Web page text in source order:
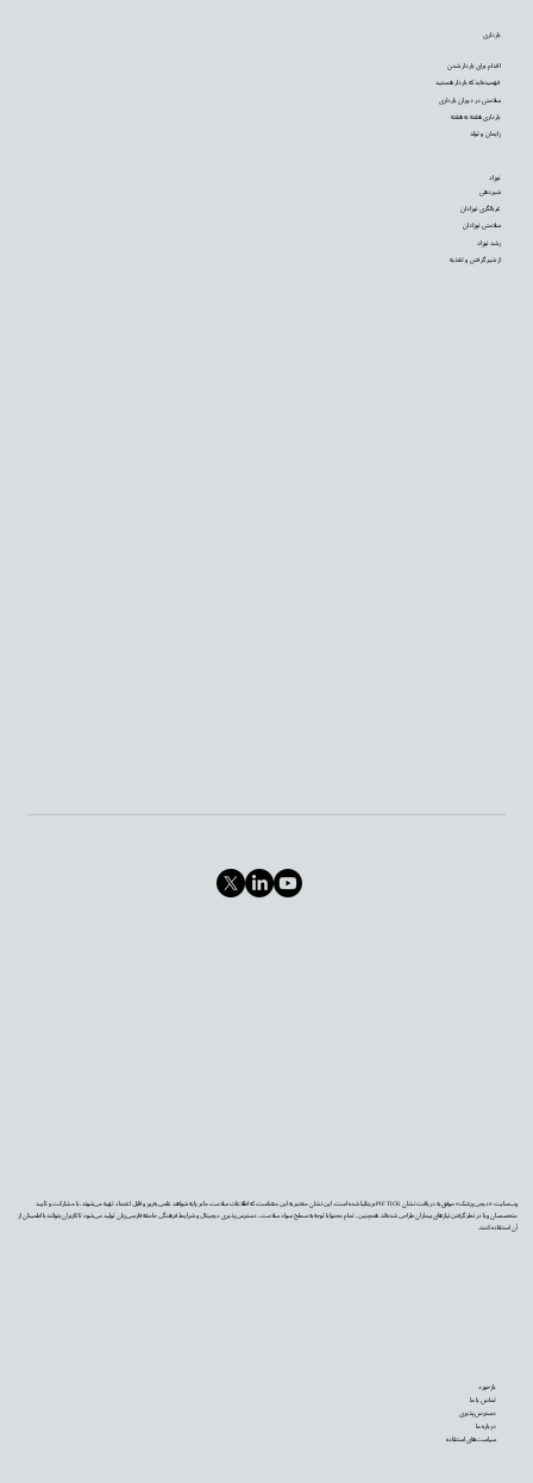
وب‌سایت «دیجی‌پزشک» موفق به دریافت نشان PIF TICK بریتانیا شده است. این نشان معتبر به این معناست که اطلاعات سلامت ما بر پایه شواهد علمی به‌روز و قابل اعتماد تهیه می‌شوند، با مشارکت و تأیید
متخصصان و با در نظر گرفتن نیازهای بیماران طراحی شده‌اند. همچنین، تمام محتوا با توجه به سطح سواد سلامت، دسترس‌پذیری دیجیتال و شرایط فرهنگی جامعه فارسی‌زبان تولید می‌شود تا کاربران بتوانند با اطمینان از
آن استفاده کنند.
بازخورد
تماس با ما
دسترس‌پذیری
درباره ما
سیاست‌های استفاده
نوزاد
شیردهی
غربالگری نوزادان
سلامتی نوزادان
رشد نوزاد
از شیر گرفتن و تغذیه
بارداری
اقدام برای باردار شدن
فهمیده‌اید که باردار هستید
سلامتی در دوران بارداری
بارداری هفته به هفته
زایمان و تولد